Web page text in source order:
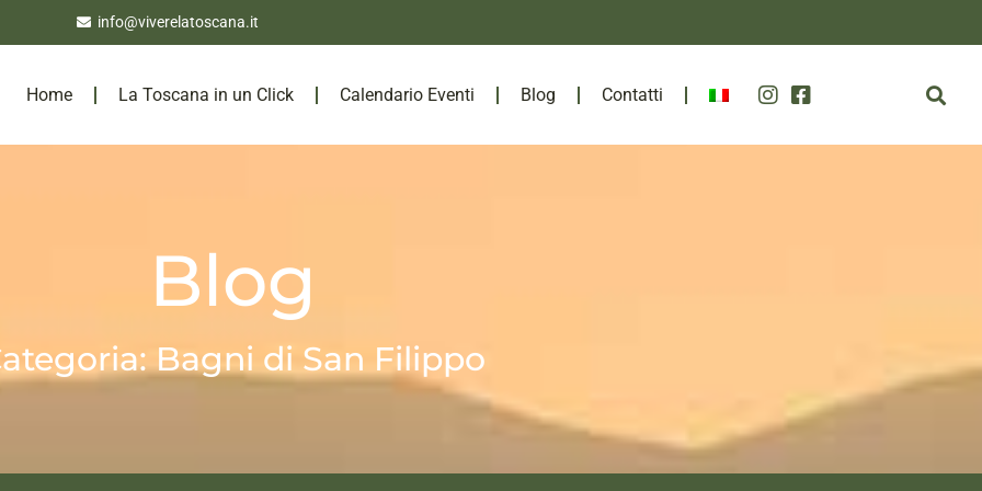
info@viverelatoscana.it
Home La Toscana in un Click Calendario Eventi Blog Contatti
Blog
Bagni di San Filippo